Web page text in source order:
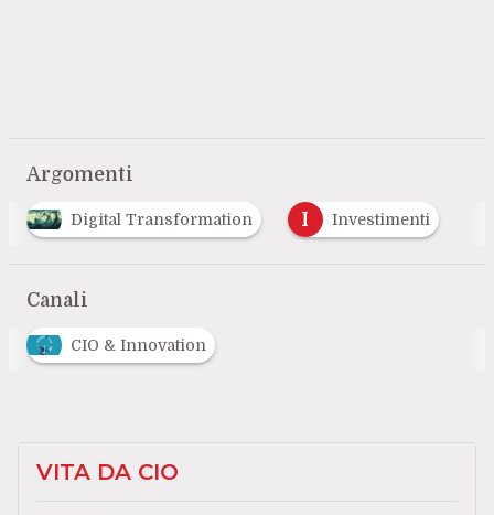
Argomenti
Digital Transformation I Investimenti
Canali
CIO & Innovation
VITA DA CIO